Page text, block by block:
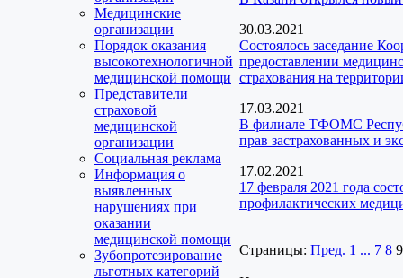
Медицинские
организации
Порядок оказания
высокотехнологичной
медицинской помощи
Представители
страховой
медицинской
организации
Социальная реклама
Информация о
выявленных
нарушениях при
оказании
медицинской помощи
Зубопротезирование
льготных категорий
30.03.2021
Состоялось заседание
предоставлении
страхования на
17.03.2021
В филиале ТФОМС
прав застрахованных и
17.02.2021
17 февраля 2021 года
профилактических
Страницы: Пред. 1 ... 7 8 9